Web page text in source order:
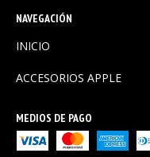
NAVEGACIÓN
INICIO
ACCESORIOS APPLE
MEDIOS DE PAGO